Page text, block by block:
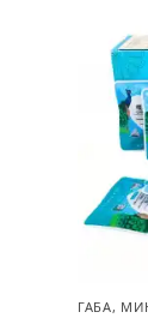
ГАБА,